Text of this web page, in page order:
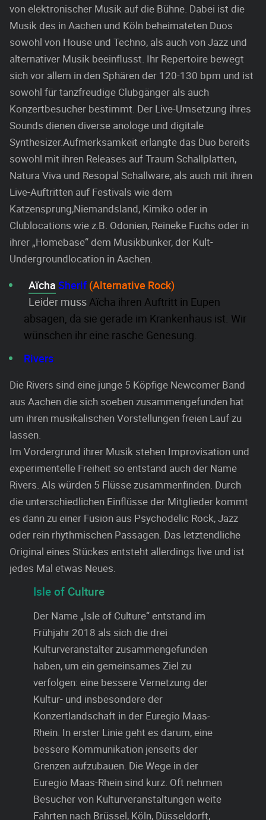
von elektronischer Musik auf die Bühne. Dabei ist die
Musik des in Aachen und Köln beheimateten Duos
sowohl von House und Techno, als auch von Jazz und
alternativer Musik beeinflusst. Ihr Repertoire bewegt
sich vor allem in den Sphären der 120-130 bpm und ist
sowohl für tanzfreudige Clubgänger als auch
Konzertbesucher bestimmt. Der Live-Umsetzung ihres
Sounds dienen diverse anologe und digitale
Synthesizer.Aufmerksamkeit erlangte das Duo bereits
sowohl mit ihren Releases auf Traum Schallplatten,
Natura Viva und Resopal Schallware, als auch mit ihren
Live-Auftritten auf Festivals wie dem
Katzensprung,Niemandsland, Kimiko oder in
Clublocations wie z.B. Odonien, Reineke Fuchs oder in
ihrer „Homebase“ dem Musikbunker, der Kult-
Undergroundlocation in Aachen.
Aïcha Sherif(Alternative Rock)
Leider muss Aïcha ihren Auftritt in Eupen
absagen, da sie gerade im Krankenhaus ist. Wir
wünschen ihr eine rasche Genesung.
Rivers
Die Rivers sind eine junge 5 Köpfige Newcomer Band
aus Aachen die sich soeben zusammengefunden hat
um ihren musikalischen Vorstellungen freien Lauf zu
lassen.
Im Vordergrund ihrer Musik stehen Improvisation und
experimentelle Freiheit so entstand auch der Name
Rivers. Als würden 5 Flüsse zusammenfinden. Durch
die unterschiedlichen Einflüsse der Mitglieder kommt
es dann zu einer Fusion aus Psychodelic Rock, Jazz
oder rein rhythmischen Passagen. Das letztendliche
Original eines Stückes entsteht allerdings live und ist
jedes Mal etwas Neues.
Isle of Culture
Der Name „Isle of Culture“ entstand im
Frühjahr 2018 als sich die drei
Kulturveranstalter zusammengefunden
haben, um ein gemeinsames Ziel zu
verfolgen: eine bessere Vernetzung der
Kultur- und insbesondere der
Konzertlandschaft in der Euregio Maas-
Rhein. In erster Linie geht es darum, eine
bessere Kommunikation jenseits der
Grenzen aufzubauen. Die Wege in der
Euregio Maas-Rhein sind kurz. Oft nehmen
Besucher von Kulturveranstaltungen weite
Fahrten nach Brüssel, Köln, Düsseldorft,